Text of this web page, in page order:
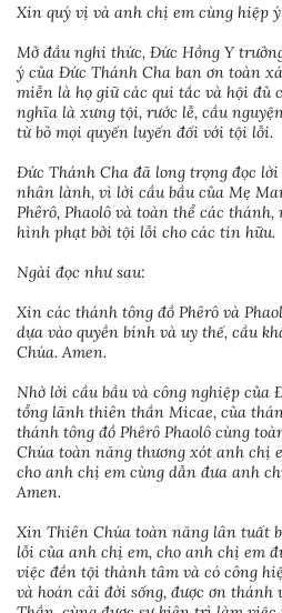
Xin quý vị và anh chị em cùng hiệp
Mở đầu nghi thức, Đức Hồng Y
ý của Đức Thánh Cha ban ơn toàn
miễn là họ giữ các qui tắc và hội đủ
nghĩa là xưng tội, rước lễ, cầu
từ bỏ mọi quyến luyến đối với tội lỗi.
Đức Thánh Cha đã long trọng đọc
nhân lành, vì lời cầu bầu của Mẹ
Phêrô, Phaolô và toàn thể các
hình phạt bởi tội lỗi cho các tín hữu.
Ngài đọc như sau:
Xin các thánh tông đồ Phêrô và
dựa vào quyền bính và uy thế, cầu
Chúa. Amen.
Nhờ lời cầu bầu và công nghiệp
tổng lãnh thiên thần Micae, của
thánh tông đồ Phêrô Phaolô cùng
Chúa toàn năng thương xót anh chị
cho anh chị em cùng dẫn đưa anh
Amen.
Xin Thiên Chúa toàn năng lân tuất
lỗi của anh chị em, cho anh chị em
việc đền tội thành tâm và có công
và hoán cải đời sống, được ơn